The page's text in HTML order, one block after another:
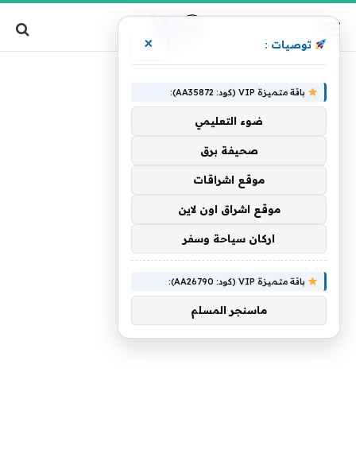
توصيات : ×
باقة متميزة VIP (كود: AA35872):
ضوء التعليمي
صحيفة برق
موقع اشراقات
موقع اشراق اون لاين
اركان سياحة وسفر
باقة متميزة VIP (كود: AA26790):
ماسنجر المسلم